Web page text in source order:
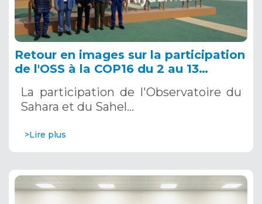
Retour en images sur la participation
de l'OSS à la COP16 du 2 au 13
Saoudite
La participation de l'Observatoire du
Sahara et du Sahel…
>Lire plus